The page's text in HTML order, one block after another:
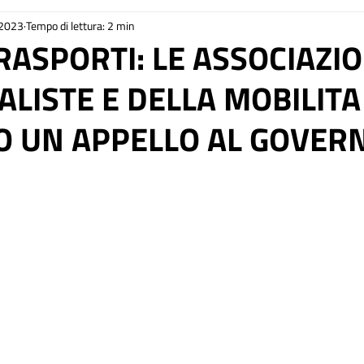
audizioni AITR
Cambiamento climatico AmbriaJazz Festival
Nature Restoration Law Progetti Podcast
LE
E DELLA
UN APPELLO AL
Tempo di lettura: 2 min
su 5.